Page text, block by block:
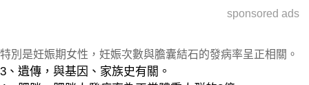
sponsored ads
特別是妊娠期女性，妊娠次數與膽囊結石的發病率呈正相關。
3、遺傳，與基因、家族史有關。